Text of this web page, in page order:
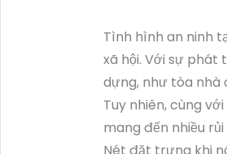
Tình hình an ninh
xã hội. Với sự
dựng, như tòa nhà
Tuy nhiên, cùng
mang đến nhiều
Nét đặt trưng khi